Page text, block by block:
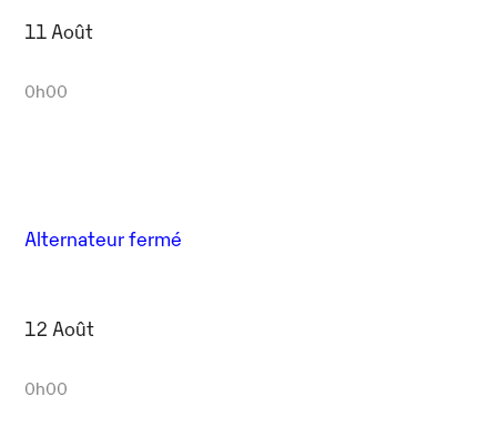
11 Août
0h00
Alternateur fermé
12 Août
0h00